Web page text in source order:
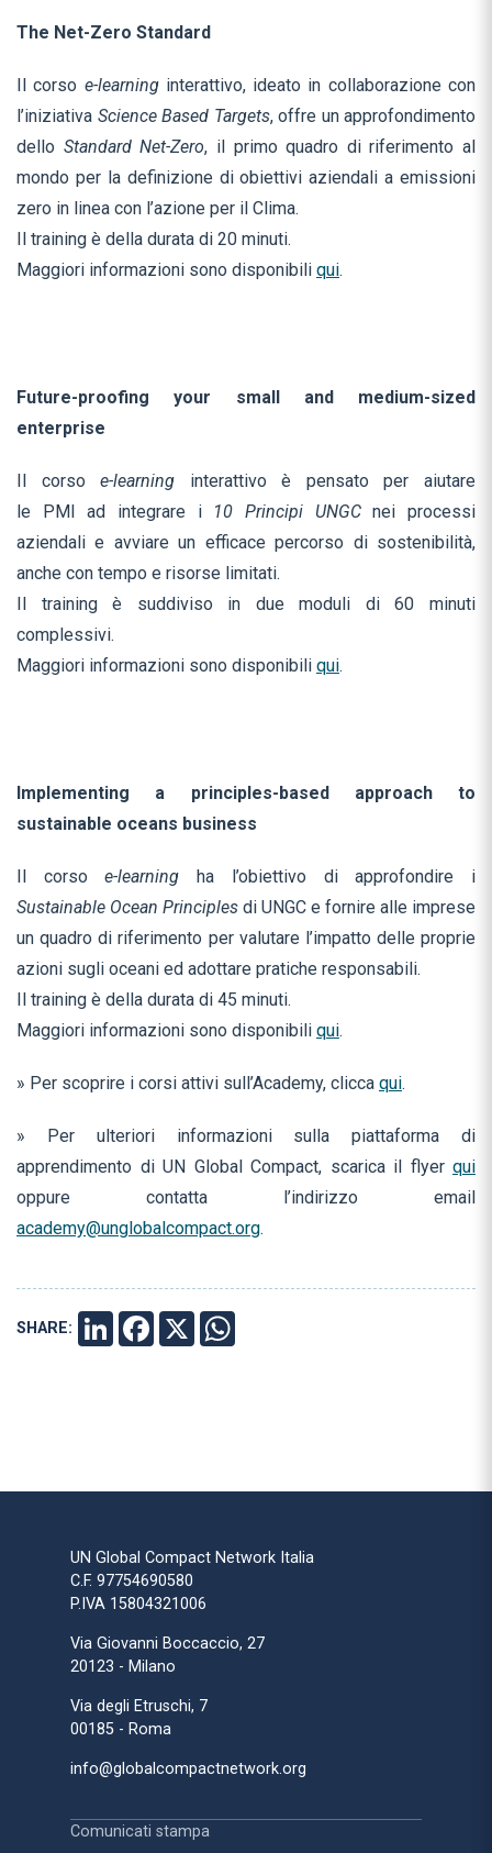
The Net-Zero Standard
Il corso e-learning interattivo, ideato in collaborazione con
l’iniziativa Science Based Targets, offre un approfondimento
dello StandardNet-Zero, il primo quadro di riferimento al
mondo per la definizione di obiettivi aziendali a emissioni
zero in linea con l’azione per il Clima.
Il training è della durata di 20 minuti.
Maggiori informazioni sono disponibili qui.
Future-proofing your small and medium-sized
enterprise
Il corsoe-learning interattivo è pensato per aiutare
le PMI ad integrare i 10 Principi UNGCnei processi
aziendali e avviare un efficace percorso di sostenibilità,
anche con tempo e risorse limitati.
Il training è suddiviso in due moduli di 60 minuti
complessivi.
Maggiori informazioni sono disponibili qui.
Implementing a principles-based approach to
sustainable oceans business
Il corsoe-learningha l’obiettivo di approfondire i
Sustainable Ocean Principles di UNGC e fornire alle imprese
un quadro di riferimento per valutare l’impatto delle proprie
azioni sugli oceani ed adottare pratiche responsabili.
Il training è della durata di 45 minuti.
Maggiori informazioni sono disponibili qui.
» Per scoprire i corsi attivi sull’Academy, clicca qui.
» Per ulteriori informazioni sulla piattaforma di
apprendimento di UN Global Compact, scarica il flyer qui
oppure contatta l’indirizzo email
academy@unglobalcompact.org.
SHARE: LINKEDINFACEBOOK
X
UN Global Compact Network Italia
C.F. 97754690580
P.IVA 15804321006
Via Giovanni Boccaccio, 27
20123 - Milano
Via degli Etruschi, 7
00185 - Roma
info@globalcompactnetwork.org
Comunicati stampa